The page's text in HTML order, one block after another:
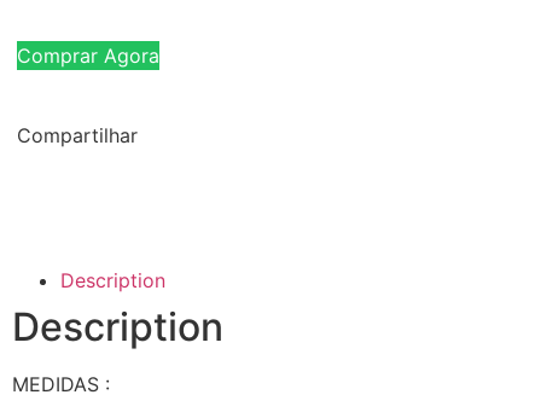
Comprar Agora
Compartilhar
Description
Description
MEDIDAS :